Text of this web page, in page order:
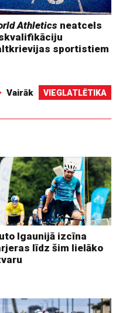
Athletics neatcels
sportistiem
Vairāk VIEGLATLĒTIKA
Igaunijā izcīna
līdz šim lielāko